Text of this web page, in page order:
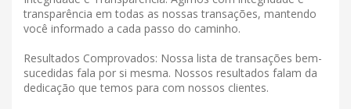
transparência em todas as nossas transações, mantendo
você informado a cada passo do caminho.
Resultados Comprovados: Nossa lista de transações bem-
sucedidas fala por si mesma. Nossos resultados falam da
dedicação que temos para com nossos clientes.